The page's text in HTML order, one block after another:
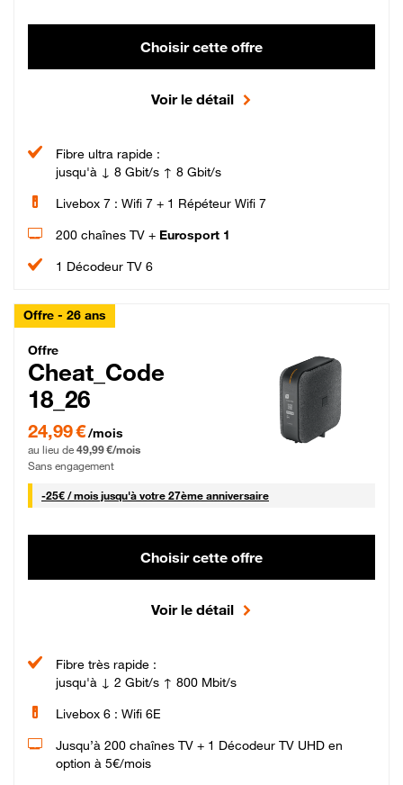
Choisir cette offre
Voir le détail
Fibre ultra rapide :
jusqu'à ↓ 8 Gbit/s ↑ 8 Gbit/s
Livebox 7 : Wifi 7 + 1 Répéteur Wifi 7
200 chaînes TV + Eurosport 1
1 Décodeur TV 6
Offre - 26 ans
Cheat_Code Fibre_18_26
Offre
Cheat_Code
18_26
24,99 € par mois pendant 0 mois puis 49,99 € par mois, Sans engagement
24,99 €/mois
au lieu de 49,99 €/mois
Sans engagement
-25€ / mois25 € par mois
jusqu'à votre 27ème anniversaire
Choisir cette offre
Voir le détail
Fibre très rapide :
jusqu'à ↓ 2 Gbit/s ↑ 800 Mbit/s
Livebox 6 : Wifi 6E
Jusqu’à 200 chaînes TV + 1 Décodeur TV UHD en
option à 5€/mois